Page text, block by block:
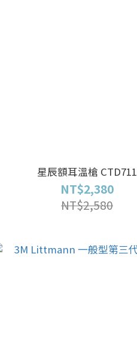
星辰額耳溫槍 CTD711
NT$2,380
NT$2,580